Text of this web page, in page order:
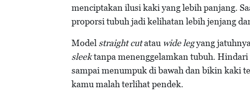
menciptakan ilusi kaki yang lebih panjang.
proporsi tubuh jadi kelihatan lebih jenjang
Modelstraight cutatau wide legyang
sleektanpa menenggelamkan tubuh.
sampai menumpuk di bawah dan bikin kaki
kamu malah terlihat pendek.